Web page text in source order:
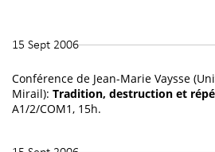
15 Sept 2006
Conférence de Jean-Marie Vaysse
Mirail): Tradition, destruction et
A1/2/COM1, 15h.